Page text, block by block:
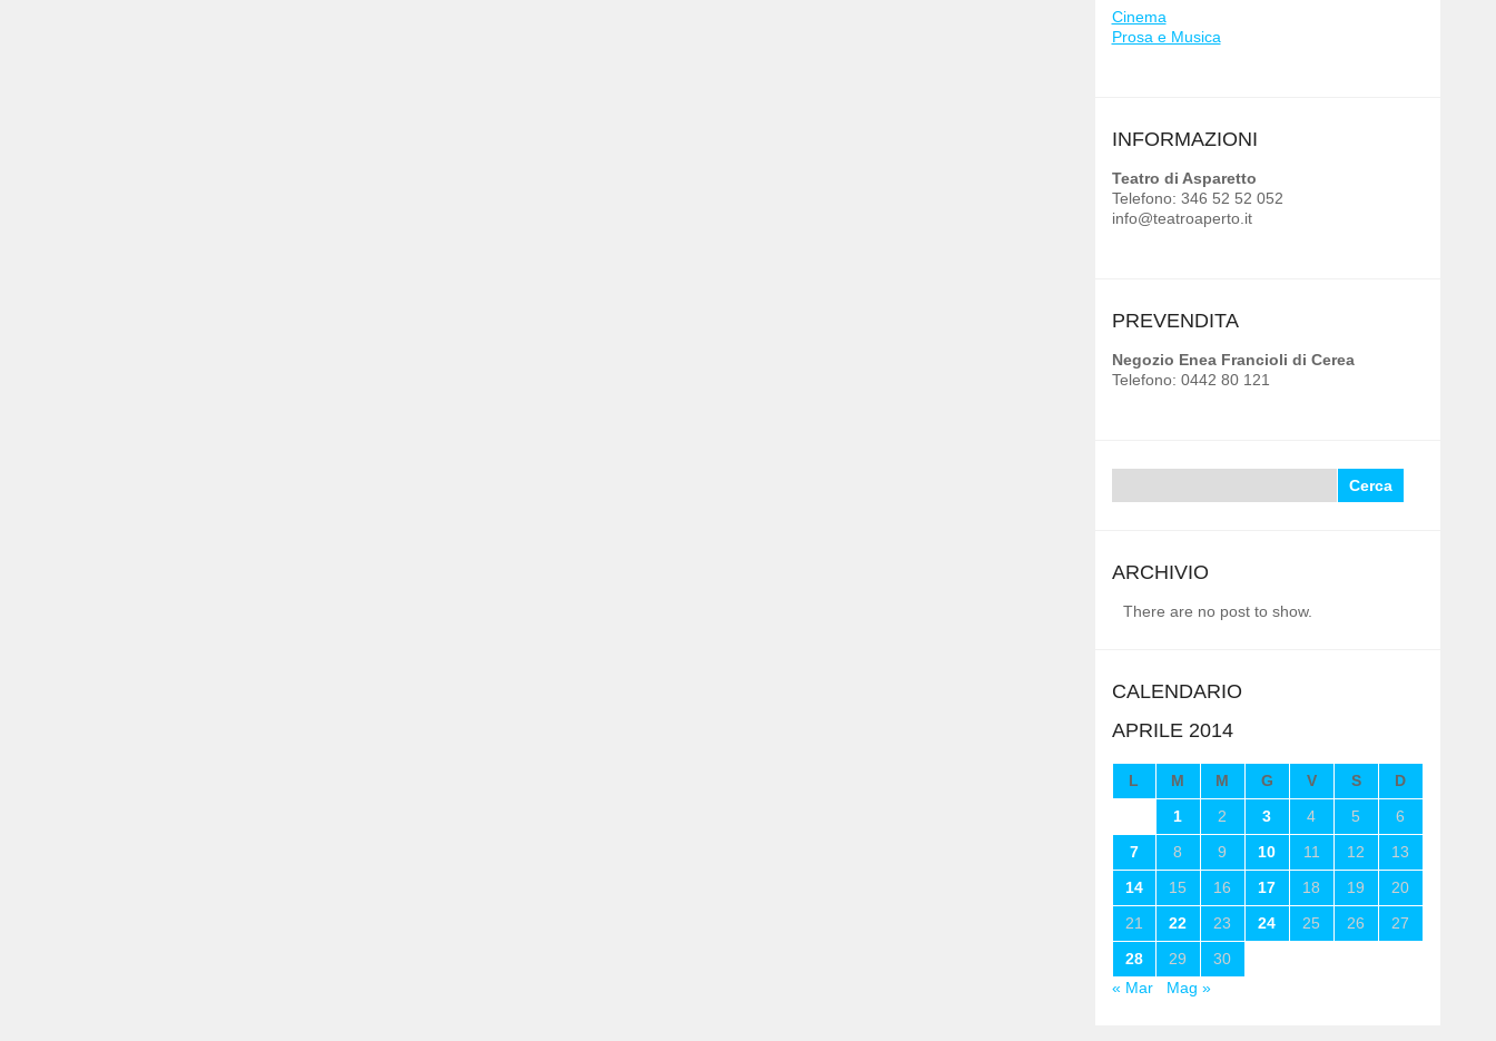
Cinema
Prosa e Musica
INFORMAZIONI
Teatro di Asparetto
Telefono: 346 52 52 052
info@teatroaperto.it
PREVENDITA
Negozio Enea Francioli di Cerea
Telefono: 0442 80 121
ARCHIVIO
There are no post to show.
CALENDARIO
APRILE 2014
L M M G V S
D
1
2 3 4 5
6
7
8 9 10 11 12
13
14
15 16 17 18 19
20
21
22 23 24 25 26
27
28
29
30
« Mar
Mag »